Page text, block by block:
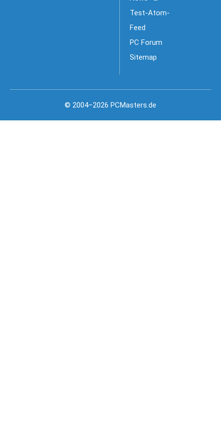
Test-Atom-
Feed
PC Forum
Sitemap
© 2004–2026 PCMasters.de